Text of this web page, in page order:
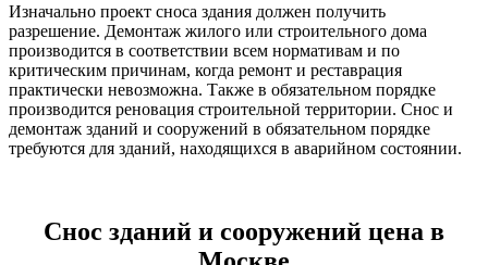
Изначально проект сноса здания должен получить
разрешение. Демонтаж жилого или строительного дома
производится в соответствии всем нормативам и по
критическим причинам, когда ремонт и реставрация
практически невозможна. Также в обязательном порядке
производится реновация строительной территории. Снос и
демонтаж зданий и сооружений в обязательном порядке
требуются для зданий, находящихся в аварийном состоянии.
Снос зданий и сооружений цена в